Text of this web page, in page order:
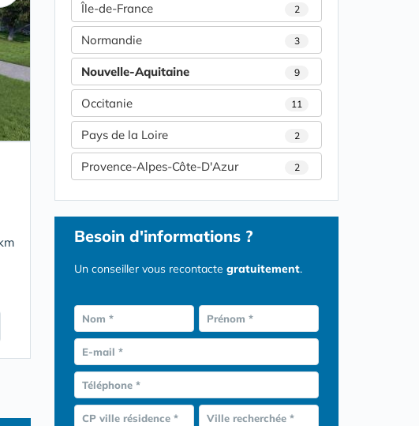
Île-de-France 2
Normandie 3
Nouvelle-Aquitaine 9
Occitanie 11
Pays de la Loire 2
Provence-Alpes-Côte-D'Azur 2
Besoin d'informations ?
Un conseiller vous recontacte gratuitement.
Nom * Prénom *
E-mail *
Téléphone *
CP ville résidence * Ville recherchée *